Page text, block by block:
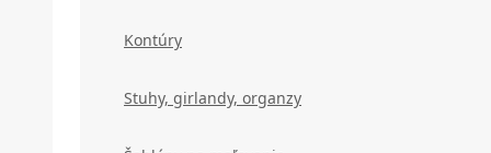
Kontúry
Stuhy, girlandy, organzy